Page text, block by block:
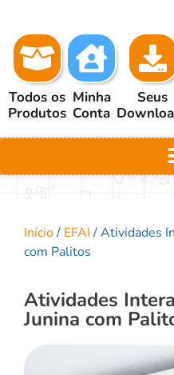
Todos os
Produtos
Minha
Conta
Seus
Início/ EFAI / Atividades
com Palitos
Atividades
Junina com